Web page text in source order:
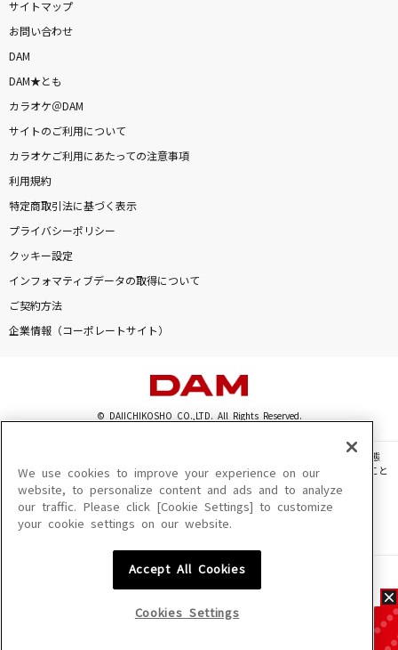
サイトマップ
お問い合わせ
DAM
DAM★とも
カラオケ＠DAM
サイトのご利用について
カラオケご利用にあたっての注意事項
利用規約
特定商取引法に基づく表示
プライバシーポリシー
クッキー設定
インフォマティブデータの取得について
ご契約方法
企業情報（コーポレートサイト）
© DAIICHIKOSHO CO.,LTD. All Rights Reserved.
このサイトに掲載されている一切の文章・画像・写真・動画・音声等を、手段や形態
を問わず、著作権法の定める範囲を超えて無断で複製、転載、ファイル化などすること
を禁じます。
楽曲及びコンテンツは、機種によりご利用いただけない場合があります。
楽曲及びコンテンツの配信日、配信内容が変更になる場合があります。
We use cookies to improve your experience on our
website, to personalize content and ads and to analyze
our traffic. Please click [Cookie Settings] to customize
your cookie settings on our website.
Accept All Cookies
Cookies Settings